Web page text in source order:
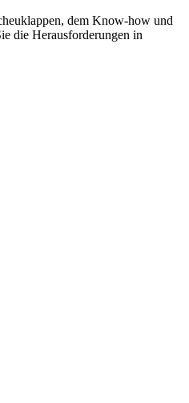
dem Know-how und
die Herausforderungen in